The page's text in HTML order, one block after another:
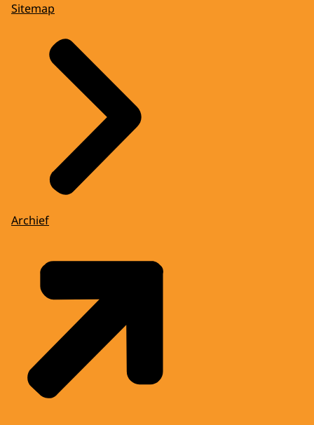
Sitemap
Archief